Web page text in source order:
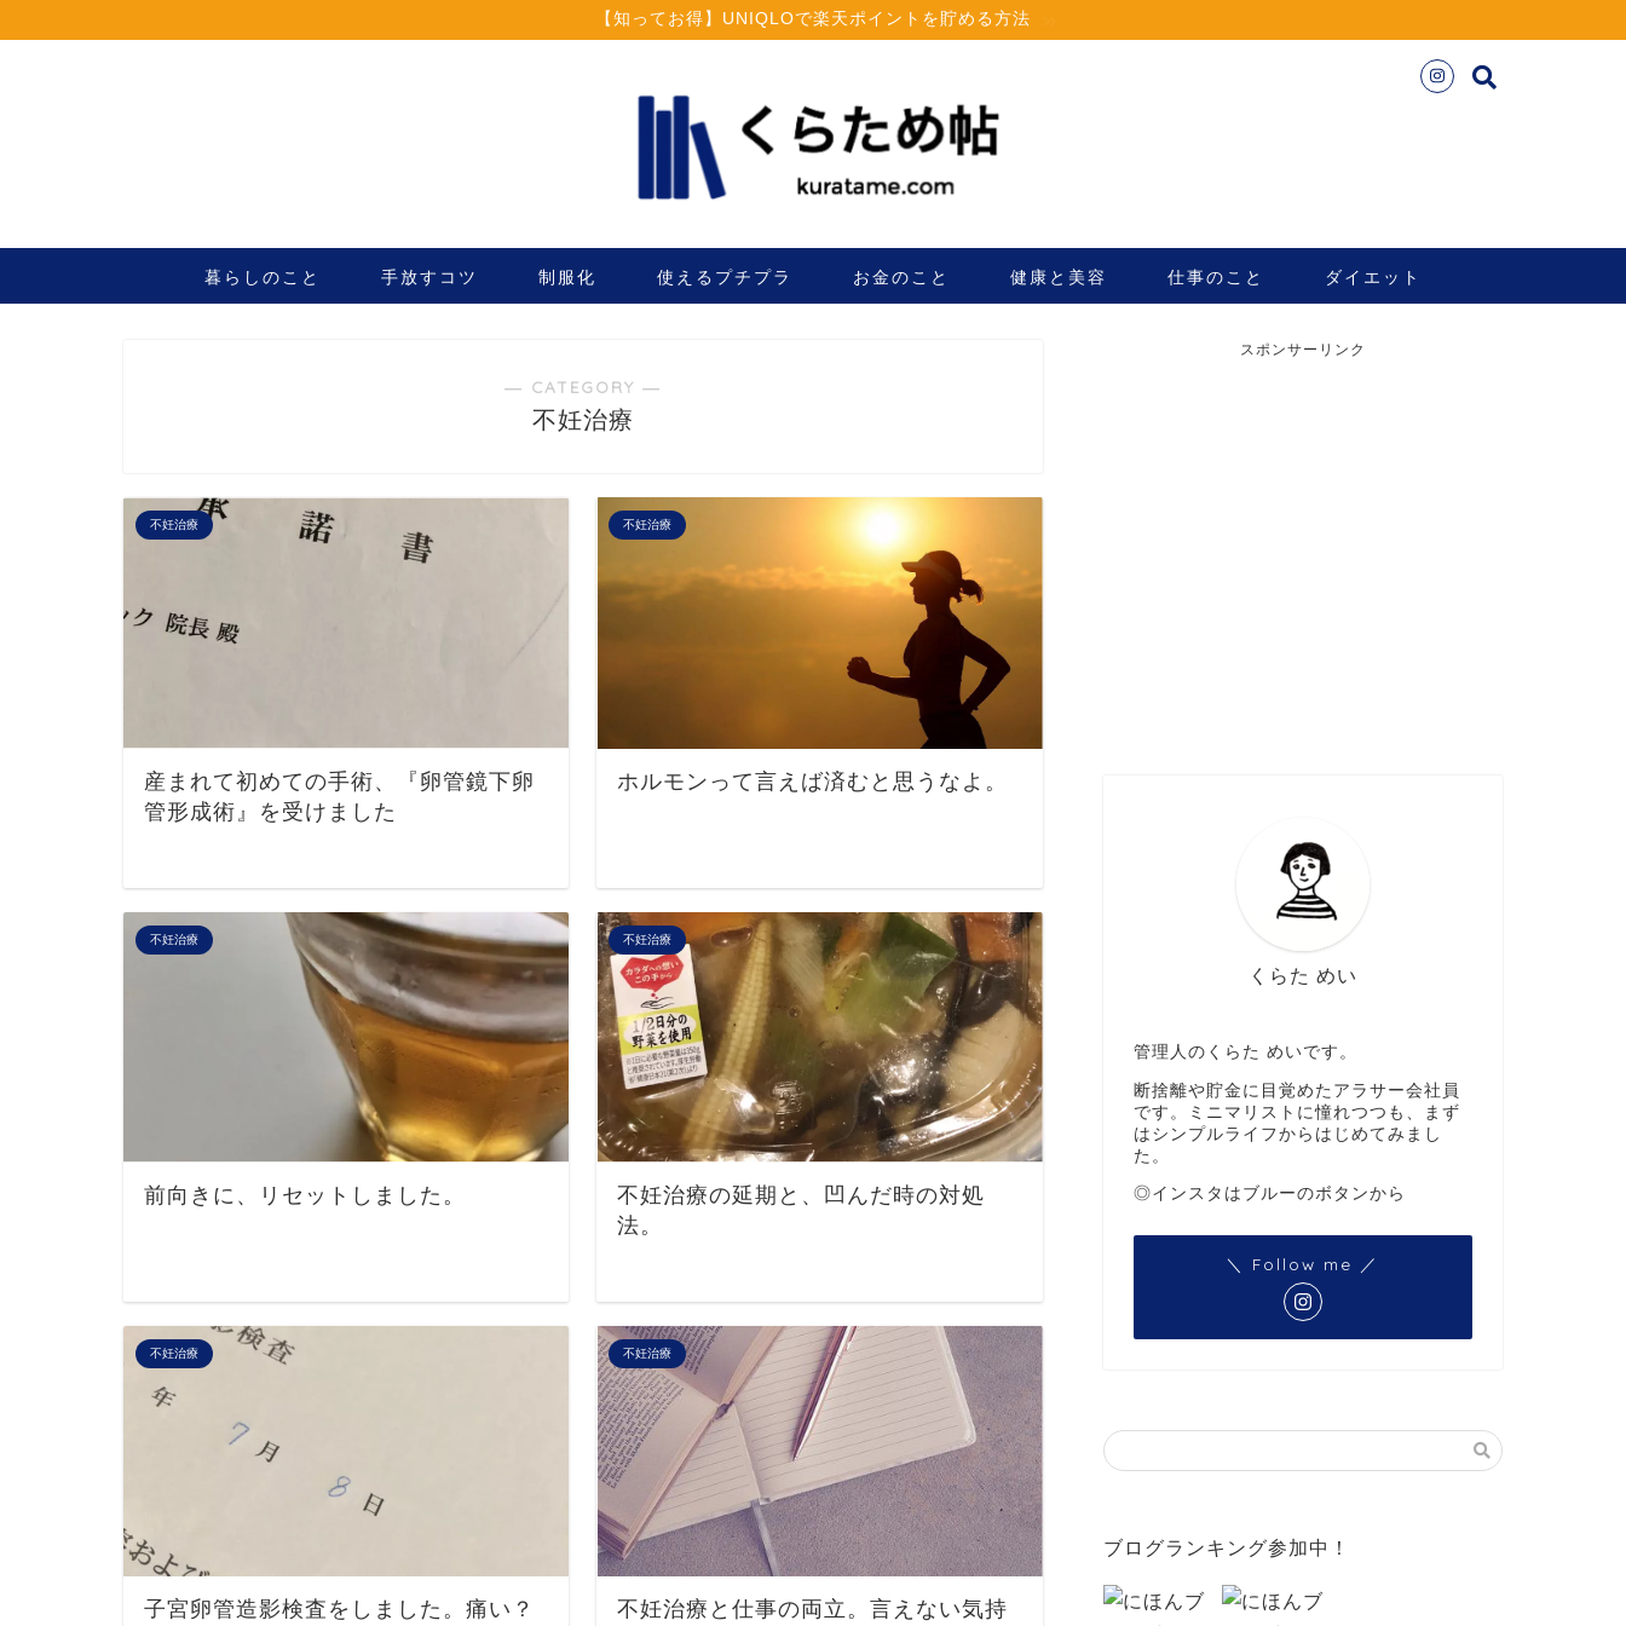
【知ってお得】UNIQLOで楽天ポイントを貯める方法
暮らしのこと 手放すコツ 制服化 使えるプチプラ お金のこと 健康と美容 仕事のこと ダイエット
― CATEGORY ―
不妊治療
不妊治療
産まれて初めての手術、『卵管鏡下卵
管形成術』を受けました
不妊治療
ホルモンって言えば済むと思うなよ。
不妊治療
前向きに、リセットしました。
不妊治療
不妊治療の延期と、凹んだ時の対処
法。
不妊治療
子宮卵管造影検査をしました。痛い？
不妊治療
不妊治療と仕事の両立。言えない気持
スポンサーリンク
くらた めい
管理人のくらた めいです。
断捨離や貯金に目覚めたアラサー会社員
です。ミニマリストに憧れつつも、まず
はシンプルライフからはじめてみまし
た。
◎インスタはブルーのボタンから
＼ Follow me ／
ブログランキング参加中！